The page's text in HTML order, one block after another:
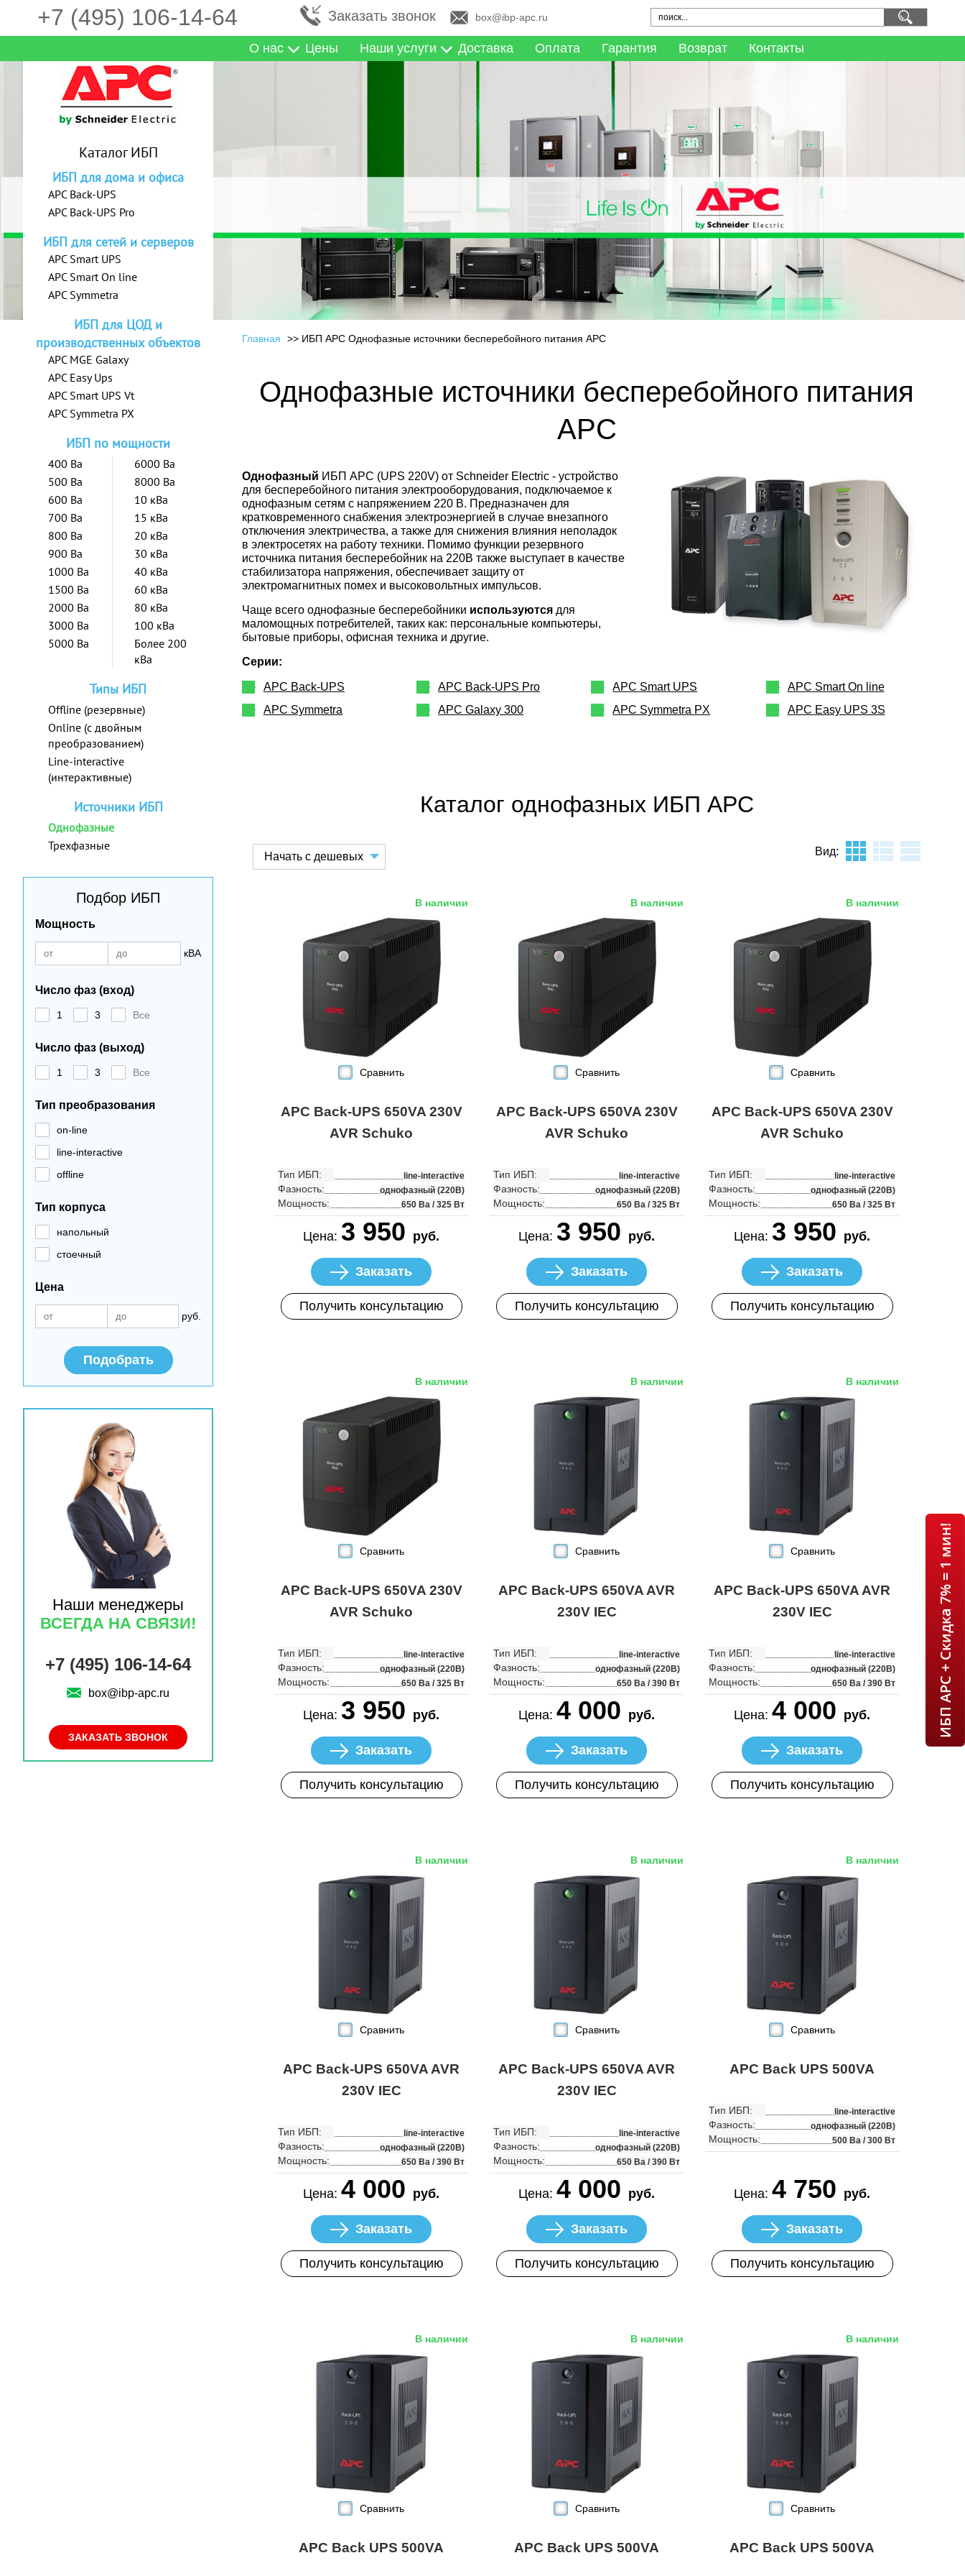
+7 (495) 106-14-64 Заказать звонок box@ibp-apc.ru
О нас Цены Наши услуги Доставка Оплата Гарантия Возврат Контакты
Каталог ИБП
ИБП для дома и офиса
APC Back-UPS
APC Back-UPS Pro
ИБП для сетей и серверов
APC Smart UPS
APC Smart On line
APC Symmetra
ИБП для ЦОД и
производственных объектов
APC MGE Galaxy
APC Easy Ups
APC Smart UPS Vt
APC Symmetra PX
ИБП по мощности
400 Ва
6000 Ва
500 Ва
8000 Ва
600 Ва
10 кВа
700 Ва
15 кВа
800 Ва
20 кВа
900 Ва
30 кВа
1000 Ва
40 кВа
1500 Ва
60 кВа
2000 Ва
80 кВа
3000 Ва
100 кВа
5000 Ва
Более 200
кВа
Типы ИБП
Offline (резервные)
Online (с двойным
преобразованием)
Line-interactive
(интерактивные)
Источники ИБП
Однофазные
Трехфазные
Подбор ИБП
Мощность
кВА
Число фаз (вход)
1 3 Все
Число фаз (выход)
1 3 Все
Тип преобразования
on-line
line-interactive
offline
Тип корпуса
напольный
стоечный
Цена
руб.
Подобрать
Наши менеджеры
ВСЕГДА НА СВЯЗИ!
+7 (495) 106-14-64
box@ibp-apc.ru
ЗАКАЗАТЬ ЗВОНОК
Главная ИБП APC Однофазные источники бесперебойного питания APC
Однофазные источники бесперебойного питания
APC
Однофазный ИБП APC (UPS 220V) от Schneider Electric - устройство
для бесперебойного питания электрооборудования, подключаемое к
однофазным сетям с напряжением 220 В. Предназначен для
кратковременного снабжения электроэнергией в случае внезапного
отключения электричества, а также для снижения влияния неполадок
в электросетях на работу техники. Помимо функции резервного
источника питания бесперебойник на 220В также выступает в качестве
стабилизатора напряжения, обеспечивает защиту от
электромагнитных помех и высоковольтных импульсов.
Чаще всего однофазные бесперебойники используются для
маломощных потребителей, таких как: персональные компьютеры,
бытовые приборы, офисная техника и другие.
Серии:
APC Back-UPS APC Back-UPS Pro APC Smart UPS
APC Smart On line
APC Symmetra
APC Galaxy 300 APC Symmetra PX APC Easy UPS 3S
Каталог однофазных ИБП APC
Вид:
В наличии
Сравнить
APC Back-UPS 650VA 230V
AVR Schuko
Тип ИБП: line-interactive
Фазность: однофазный (220В)
Мощность: 650 Ва / 325 Вт
Цена: 3 950 руб.
Заказать
Получить консультацию
В наличии
Сравнить
APC Back-UPS 650VA 230V
AVR Schuko
Тип ИБП: line-interactive
Фазность: однофазный (220В)
Мощность: 650 Ва / 325 Вт
Цена: 3 950 руб.
Заказать
Получить консультацию
В наличии
Сравнить
APC Back-UPS 650VA 230V
AVR Schuko
Тип ИБП: line-interactive
Фазность: однофазный (220В)
Мощность: 650 Ва / 325 Вт
Цена: 3 950 руб.
Заказать
Получить консультацию
В наличии
Сравнить
APC Back-UPS 650VA 230V
AVR Schuko
Тип ИБП: line-interactive
Фазность: однофазный (220В)
Мощность: 650 Ва / 325 Вт
Цена: 3 950 руб.
Заказать
Получить консультацию
В наличии
Сравнить
APC Back-UPS 650VA AVR
230V IEC
Тип ИБП: line-interactive
Фазность: однофазный (220В)
Мощность: 650 Ва / 390 Вт
Цена: 4 000 руб.
Заказать
Получить консультацию
В наличии
Сравнить
APC Back-UPS 650VA AVR
230V IEC
Тип ИБП: line-interactive
Фазность: однофазный (220В)
Мощность: 650 Ва / 390 Вт
Цена: 4 000 руб.
Заказать
Получить консультацию
В наличии
Сравнить
APC Back-UPS 650VA AVR
230V IEC
Тип ИБП: line-interactive
Фазность: однофазный (220В)
Мощность: 650 Ва / 390 Вт
Цена: 4 000 руб.
Заказать
Получить консультацию
В наличии
Сравнить
APC Back-UPS 650VA AVR
230V IEC
Тип ИБП: line-interactive
Фазность: однофазный (220В)
Мощность: 650 Ва / 390 Вт
Цена: 4 000 руб.
Заказать
Получить консультацию
В наличии
Сравнить
APC Back UPS 500VA
Тип ИБП: line-interactive
Фазность: однофазный (220В)
Мощность: 500 Ва / 300 Вт
Цена: 4 750 руб.
Заказать
Получить консультацию
В наличии
Сравнить
APC Back UPS 500VA
В наличии
Сравнить
APC Back UPS 500VA
В наличии
Сравнить
APC Back UPS 500VA
ИБП APC + Скидка 7% = 1 мин!